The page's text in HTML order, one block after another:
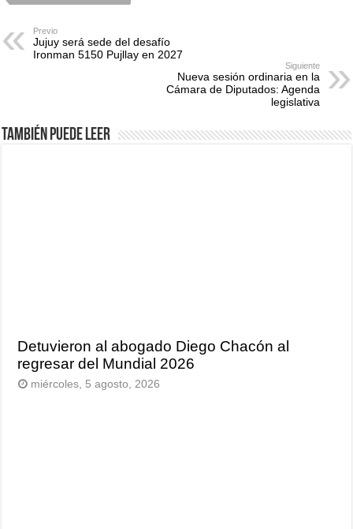
Previo
Jujuy será sede del desafío
Ironman 5150 Pujllay en 2027
Siguiente
Nueva sesión ordinaria en la
Cámara de Diputados: Agenda
legislativa
También puede leer
Detuvieron al abogado Diego Chacón al
regresar del Mundial 2026
miércoles, 5 agosto, 2026